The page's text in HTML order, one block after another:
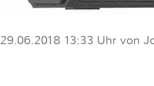
29.06.2018 13:33 Uhr von